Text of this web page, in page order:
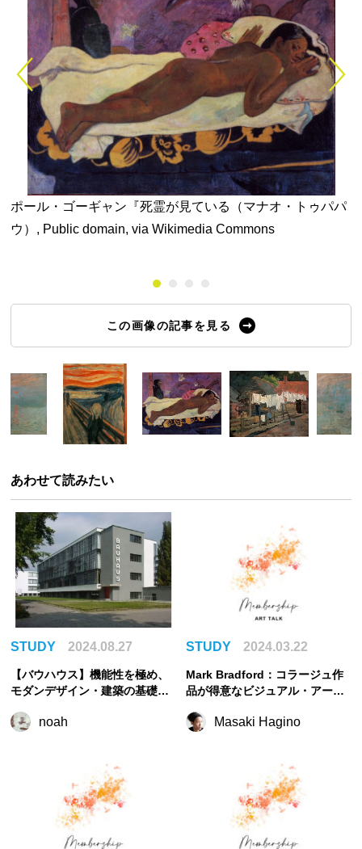
ポール・ゴーギャン『死霊が見ている（マナオ・トゥパパ
ウ）, Public domain, via Wikimedia Commons
この画像の記事を見る
あわせて読みたい
STUDY 2024.08.27
【バウハウス】機能性を極め、
モダンデザイン・建築の基礎を
noah
STUDY 2024.03.22
Mark Bradford：コラージュ作
品が得意なビジュアル・アーテ
Masaki Hagino